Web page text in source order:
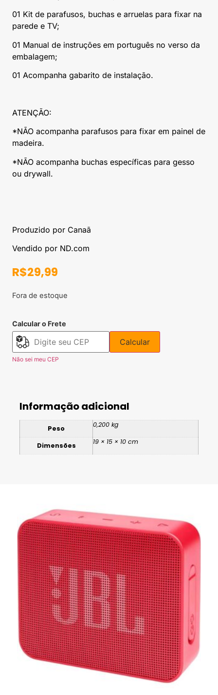
01 Kit de parafusos, buchas e arruelas para fixar na
parede e TV;
01 Manual de instruções em português no verso da
embalagem;
01 Acompanha gabarito de instalação.
ATENÇÃO:
*NÃO acompanha parafusos para fixar em painel de
madeira.
*NÃO acompanha buchas específicas para gesso
ou drywall.
Produzido por Canaã
Vendido por ND.com
R$29,99
Fora de estoque
Calcular o Frete
Calcular
Não sei meu CEP
Informação adicional
Peso 0,200 kg
Dimensões 19 × 15 × 10 cm